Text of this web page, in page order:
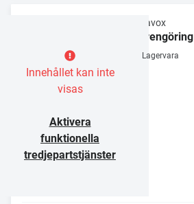
Innehållet kan inte
visas
Aktivera
funktionella
tredjepartstjänster
Dynavox
Nålrengöring
Lagervara